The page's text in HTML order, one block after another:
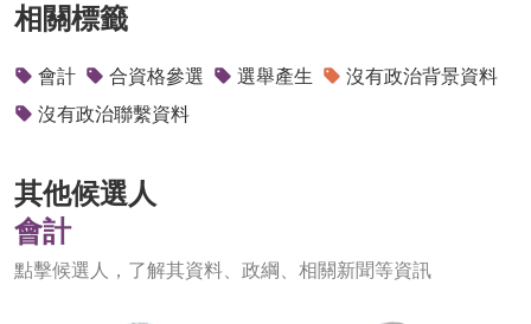
相關標籤
會計 合資格參選 選舉產生
沒有政治背景資料
沒有政治聯繫資料
其他候選人
會計
點擊候選人，了解其資料、政綱、相關新聞等資訊